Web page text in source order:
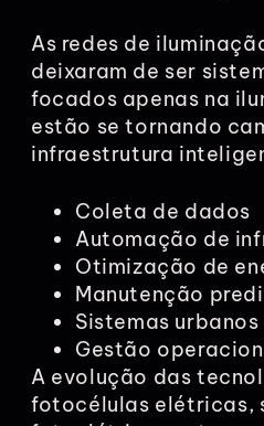
As redes de
deixaram de ser
focados apenas na
estão se tornando
infraestrutura
Coleta de dados
Automação de
Otimização de
Manutenção
Sistemas
Gestão
A evolução das
fotocélulas elétricas,